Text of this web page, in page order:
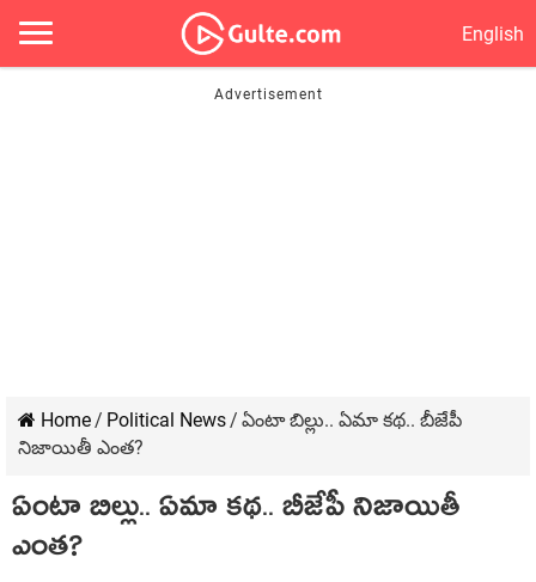
English
Home/ Political News/ ఏంటా బిల్లు.. ఏమా కథ.. బీజేపీ
నిజాయితీ ఎంత?
ఏంటా బిల్లు.. ఏమా కథ.. బీజేపీ నిజాయితీ
ఎంత?